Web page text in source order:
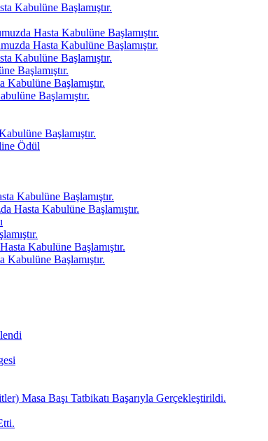
Kabulüne Başlamıştır.
Hasta Kabulüne Başlamıştır.
Hasta Kabulüne Başlamıştır.
Kabulüne Başlamıştır.
Başlamıştır.
Başlamıştır.
Başlamıştır.
Başlamıştır.
Ödül
Kabulüne Başlamıştır.
Hasta Kabulüne Başlamıştır.
Kabulüne Başlamıştır.
Başlamıştır.
Masa Başı Tatbikatı Başarıyla Gerçekleştirildi.